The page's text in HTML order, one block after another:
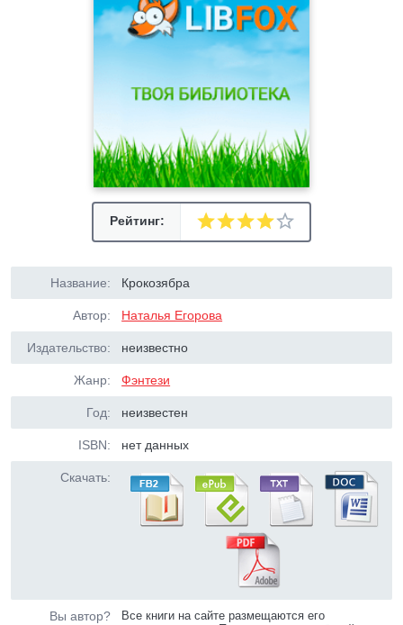
Рейтинг:
Название: Крокозябра
Автор: Наталья Егорова
Издательство: неизвестно
Жанр: Фэнтези
Год: неизвестен
ISBN: нет данных
Скачать:
Вы автор?
Все книги на сайте размещаются его